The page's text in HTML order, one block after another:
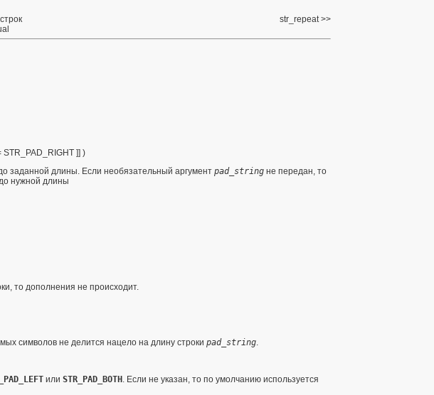
str_repeat
STR_PAD_RIGHT ]] )
заданной длины. Если необязательный аргумент pad_string не передан, то
нужной длины
то дополнения не происходит.
символов не делится нацело на длину строки pad_string.
или STR_PAD_BOTH . Если не указан, то по умолчанию используется